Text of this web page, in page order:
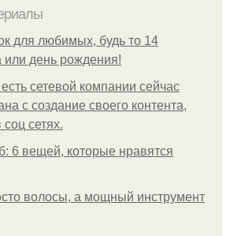
для любимых, будь то 14
день рождения!
сетевой компании сейчас
с создание своего контента,
сетях.
6 вещей, которые нравятся
волосы, а мощный инструмент